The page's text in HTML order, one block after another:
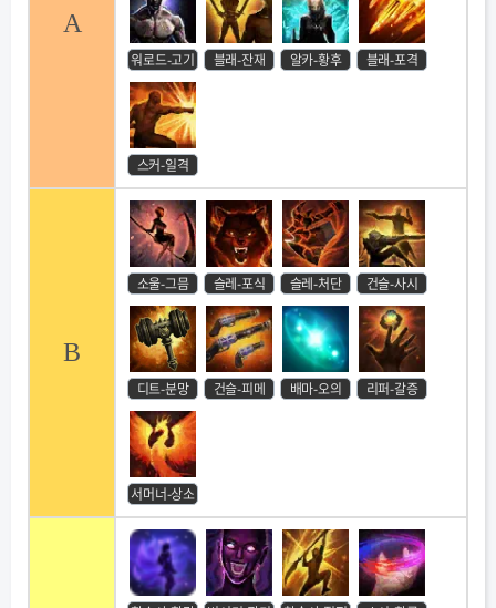
A
워로드-고기 블래-잔재 알카-황후 블래-포격
스커-일격
B
소울-그믐 슬레-포식 슬레-처단 건슬-사시
디트-분망 건슬-피메 배마-오의 리퍼-갈증
서머너-상소